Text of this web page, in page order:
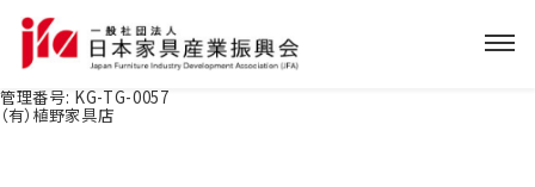
管理番号: KG-TG-0057
（有）植野家具店